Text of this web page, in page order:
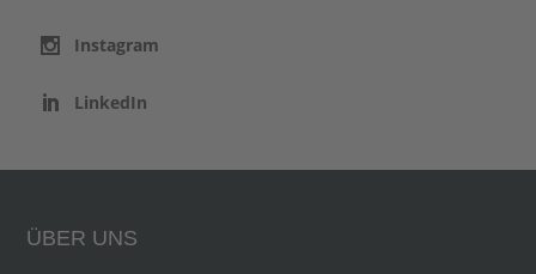
Instagram
LinkedIn
ÜBER UNS